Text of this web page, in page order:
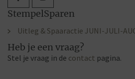
StempelSparen
Uitleg & Spaaractie JUNI-JULI-
Heb je een vraag?
Stel je vraag in de contact pagina.